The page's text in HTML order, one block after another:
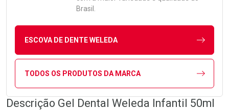
Brasil.
ESCOVA DE DENTE WELEDA
TODOS OS PRODUTOS DA MARCA
Descrição Gel Dental Weleda Infantil 50ml